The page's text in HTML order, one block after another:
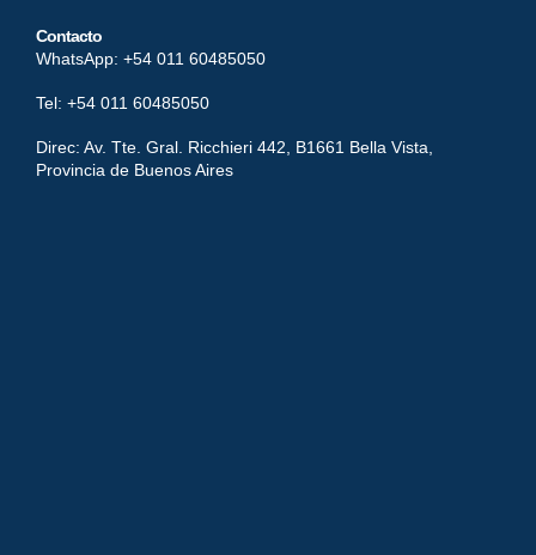
Contacto
WhatsApp: +54 011 60485050
Tel: +54 011 60485050
Direc: Av. Tte. Gral. Ricchieri 442, B1661 Bella Vista,
Provincia de Buenos Aires